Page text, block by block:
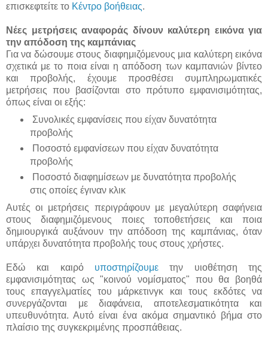
επισκεφτείτε το Κέντρο βοήθειας.
Νέες μετρήσεις αναφοράς δίνουν καλύτερη εικόνα για
την απόδοση της καμπάνιας
Για να δώσουμε στους διαφημιζόμενους μια καλύτερη εικόνα
σχετικά με το ποια είναι η απόδοση των καμπανιών βίντεο
και προβολής, έχουμε προσθέσει συμπληρωματικές
μετρήσεις που βασίζονται στο πρότυπο εμφανισιμότητας,
όπως είναι οι εξής:
Συνολικές εμφανίσεις που είχαν δυνατότητα
προβολής
Ποσοστό εμφανίσεων που είχαν δυνατότητα
προβολής
Ποσοστό διαφημίσεων με δυνατότητα προβολής
στις οποίες έγιναν κλικ
Αυτές οι μετρήσεις περιγράφουν με μεγαλύτερη σαφήνεια
στους διαφημιζόμενους ποιες τοποθετήσεις και ποια
δημιουργικά αυξάνουν την απόδοση της καμπάνιας, όταν
υπάρχει δυνατότητα προβολής τους στους χρήστες.
Εδώ και καιρό υποστηρίζουμε την υιοθέτηση της
εμφανισιμότητας ως "κοινού νομίσματος" που θα βοηθά
τους επαγγελματίες του μάρκετινγκ και τους εκδότες να
συνεργάζονται με διαφάνεια, αποτελεσματικότητα και
υπευθυνότητα. Αυτό είναι ένα ακόμα σημαντικό βήμα στο
πλαίσιο της συγκεκριμένης προσπάθειας.